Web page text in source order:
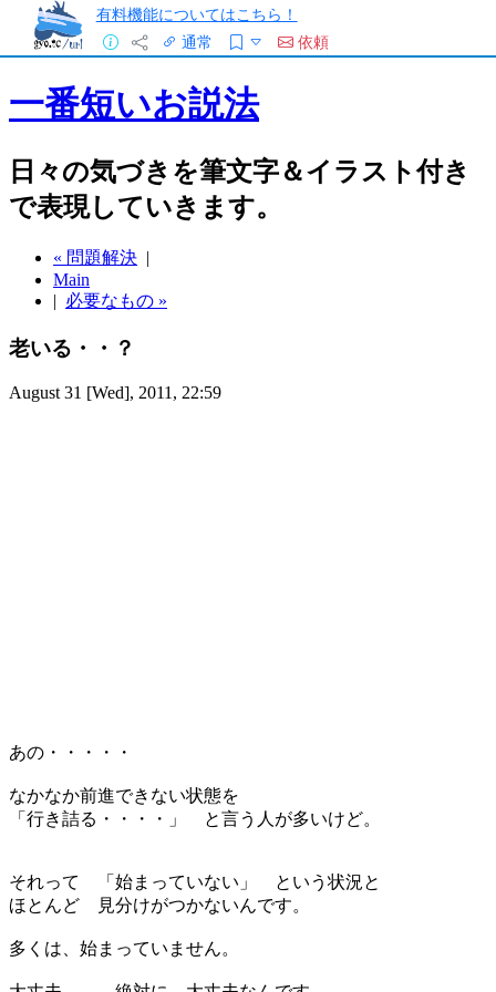
有料機能についてはこちら！
通常
依頼